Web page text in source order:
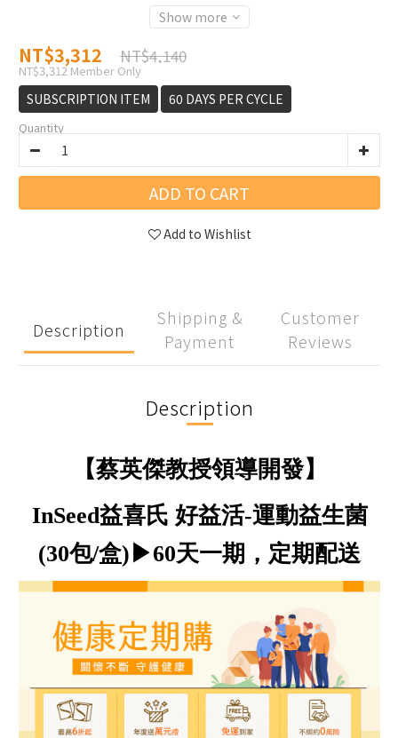
Show more
NT$3,312 NT$4,140
NT$3,312 Member Only
SUBSCRIPTION ITEM 60 DAYS PER CYCLE
Quantity
ADD TO CART
Add to Wishlist
Description
Shipping &
Payment
Customer
Reviews
Description
【蔡英傑教授領導開發】
InSeed益喜氏 好益活-運動益生菌
(30包/盒)▶60天一期，定期配送